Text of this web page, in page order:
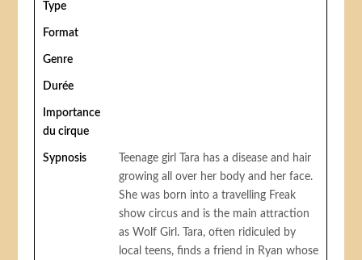
Type
Format
Genre
Durée
Importance
du cirque
Sypnosis
Teenage girl Tara has a disease and hair
growing all over her body and her face.
She was born into a travelling Freak
show circus and is the main attraction
as Wolf Girl. Tara, often ridiculed by
local teens, finds a friend in Ryan whose